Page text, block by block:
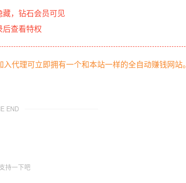
藏，钻石会员可见
后查看特权
代理可立即拥有一个和本站一样的全自动赚钱网站。
END
持一下吧